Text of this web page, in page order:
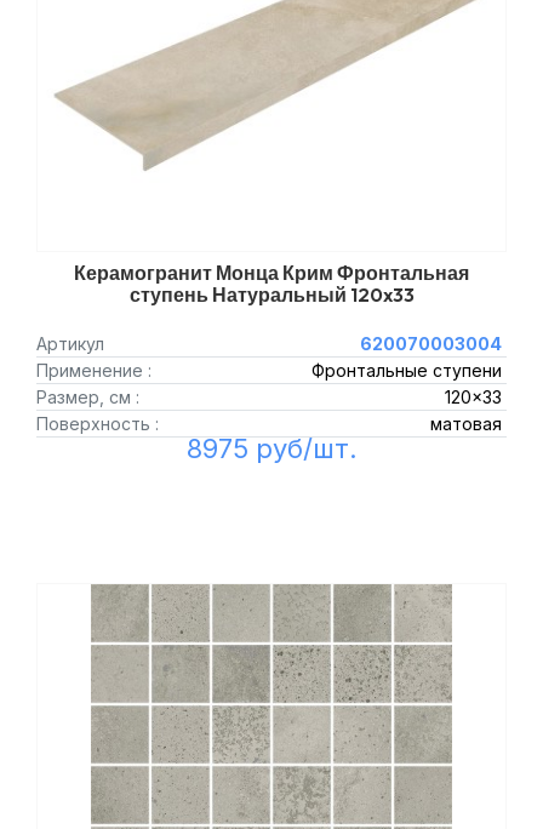
Керамогранит Монца Крим Фронтальная
ступень Натуральный 120x33
Артикул
620070003004
Применение :
Фронтальные ступени
Размер, см :
120x33
Поверхность :
матовая
8975 руб/шт.